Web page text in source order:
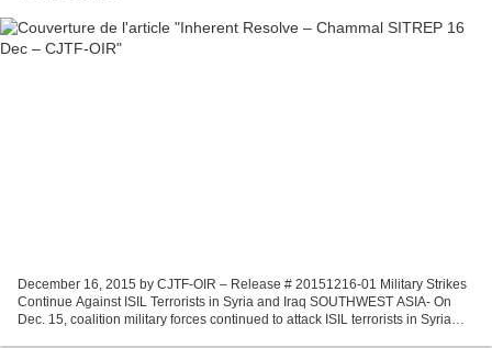
December 16, 2015 by CJTF-OIR – Release # 20151216-01 Military Strikes
Continue Against ISIL Terrorists in Syria and Iraq SOUTHWEST ASIA- On
Dec. 15, coalition military forces continued to attack ISIL terrorists in Syria